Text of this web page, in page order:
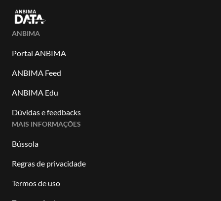
ANBIMA
Portal ANBIMA
ANBIMA Feed
ANBIMA Edu
Dúvidas e feedbacks
MAIS INFORMAÇÕES
Bússola
Regras de privacidade
Termos de uso